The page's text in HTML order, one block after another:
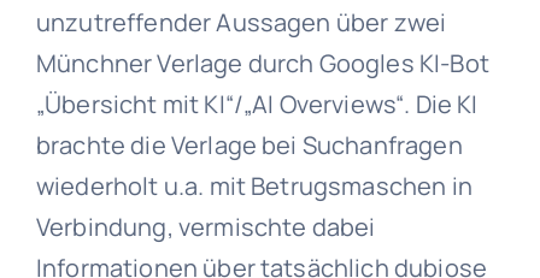
unzutreffender Aussagen über zwei
Münchner Verlage durch Googles KI-Bot
„Übersicht mit KI“/„AI Overviews“. Die KI
brachte die Verlage bei Suchanfragen
wiederholt u.a. mit Betrugsmaschen in
Verbindung, vermischte dabei
Informationen über tatsächlich dubiose